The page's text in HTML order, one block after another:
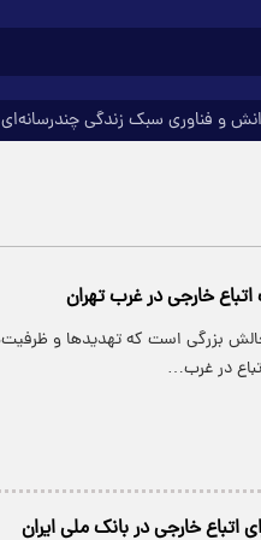
و فناوری سبک زندگیچندرسانه‌ای
خارجی در غرب تهران
در غرب…
خارجی در بانک ملی ایران